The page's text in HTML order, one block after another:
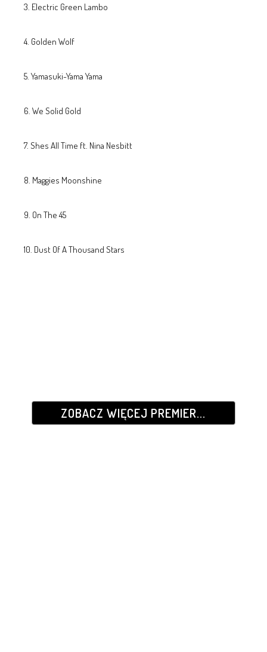
Electric Green Lambo
Golden Wolf
Yamasuki-Yama Yama
We Solid Gold
Shes All Time ft. Nina Nesbitt
Maggies Moonshine
On The 45
Dust Of A Thousand Stars
ZOBACZ WIĘCEJ PREMIER...